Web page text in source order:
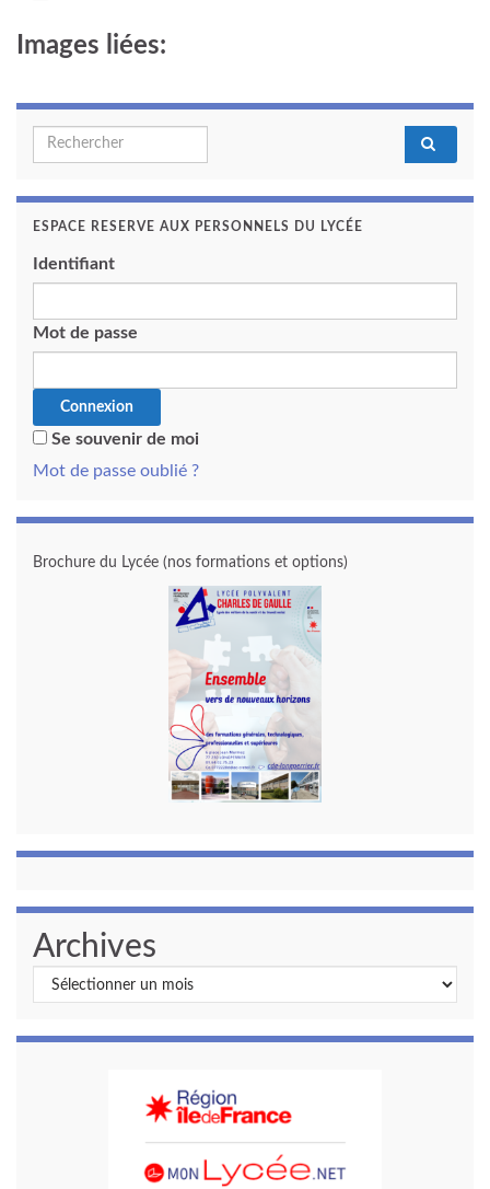
Images liées:
Search for:
ESPACE RESERVE AUX PERSONNELS DU LYCÉE
Identifiant
Mot de passe
Se souvenir de moi
Mot de passe oublié ?
Brochure du Lycée (nos formations et options)
Archives
Archives